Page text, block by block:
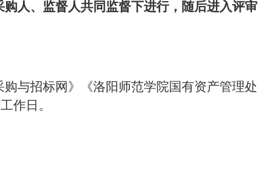
人、监督人共同监督下进行，随后进入评审
与招标网》《洛阳师范学院国有资产管理处
作日。